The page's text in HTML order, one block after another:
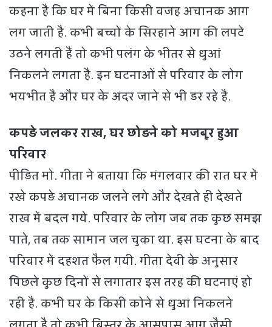
कहना है कि घर में बिना किसी वजह अचानक आग
लग जाती है. कभी बच्चों के सिरहाने आग की लपटें
उठने लगती हैं तो कभी पलंग के भीतर से धुआं
निकलने लगता है. इन घटनाओं से परिवार के लोग
भयभीत हैं और घर के अंदर जाने से भी डर रहे हैं.
कपड़े जलकर राख, घर छोड़ने को मजबूर हुआ
परिवार
पीड़ित मो. गीता ने बताया कि मंगलवार की रात घर में
रखे कपड़े अचानक जलने लगे और देखते ही देखते
राख में बदल गये. परिवार के लोग जब तक कुछ समझ
पाते, तब तक सामान जल चुका था. इस घटना के बाद
परिवार में दहशत फैल गयी. गीता देवी के अनुसार
पिछले कुछ दिनों से लगातार इस तरह की घटनाएं हो
रही हैं. कभी घर के किसी कोने से धुआं निकलने